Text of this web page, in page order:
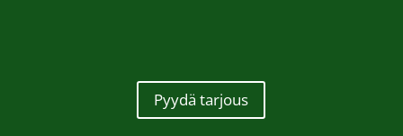
Pyydä tarjous